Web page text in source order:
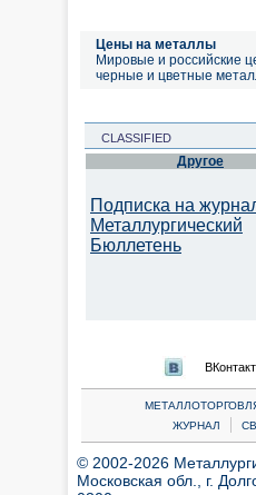
Цены на металлы
Мировые и российские
черные и цветные
CLASSIFIED
Другое
Подписка на
Металлургический
Бюллетень
ЖУРНАЛ
|
© 2002-2026
Московская обл., г.